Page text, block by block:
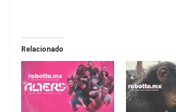
Relacionado